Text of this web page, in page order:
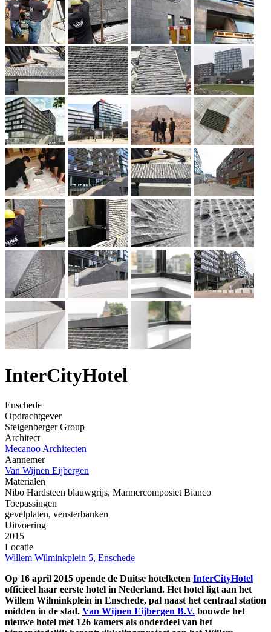
InterCityHotel
Enschede
Opdrachtgever
Steigenberger Group
Architect
Mecanoo Architecten
Aannemer
Van Wijnen Eijbergen
Materialen
Nibo Hardsteen blauwgrijs, Marmercomposiet Bianco
Toepassingen
gevelplaten, vensterbanken
Uitvoering
2015
Locatie
Willem Wilminkplein 5, Enschede
Op 16 april 2015 opende de Duitse hotelketen InterCityHotel
officieel haar eerste hotel in Nederland. Het hotel ligt aan het
Willem Wilminkplein in Enschede, pal naast het centraal station
midden in de stad. Van Wijnen Eijbergen B.V. bouwde het
nieuwe hotel met 126 kamers als onderdeel van het